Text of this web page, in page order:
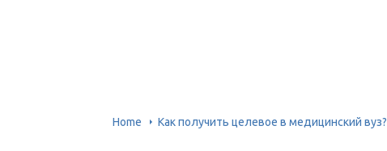
Home Как получить целевое в медицинский вуз?